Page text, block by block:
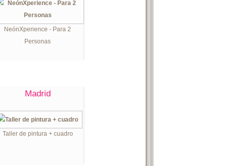
NeónXperience - Para 2
Personas
Madrid
Taller de pintura + cuadro